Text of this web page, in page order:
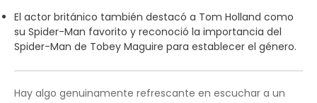
El actor británico también destacó a Tom Holland como
su Spider-Man favorito y reconoció la importancia del
Spider-Man de Tobey Maguire para establecer el género.
Hay algo genuinamente refrescante en escuchar a un